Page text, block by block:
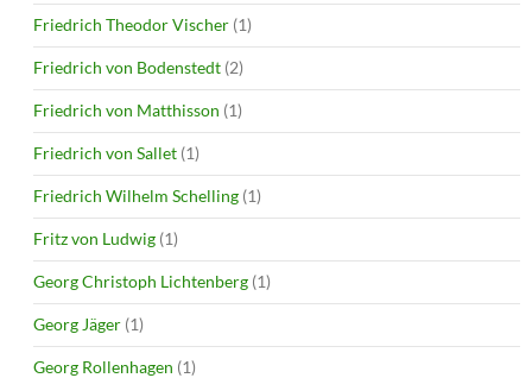
Friedrich Theodor Vischer (1)
Friedrich von Bodenstedt (2)
Friedrich von Matthisson (1)
Friedrich von Sallet (1)
Friedrich Wilhelm Schelling (1)
Fritz von Ludwig (1)
Georg Christoph Lichtenberg (1)
Georg Jäger (1)
Georg Rollenhagen (1)